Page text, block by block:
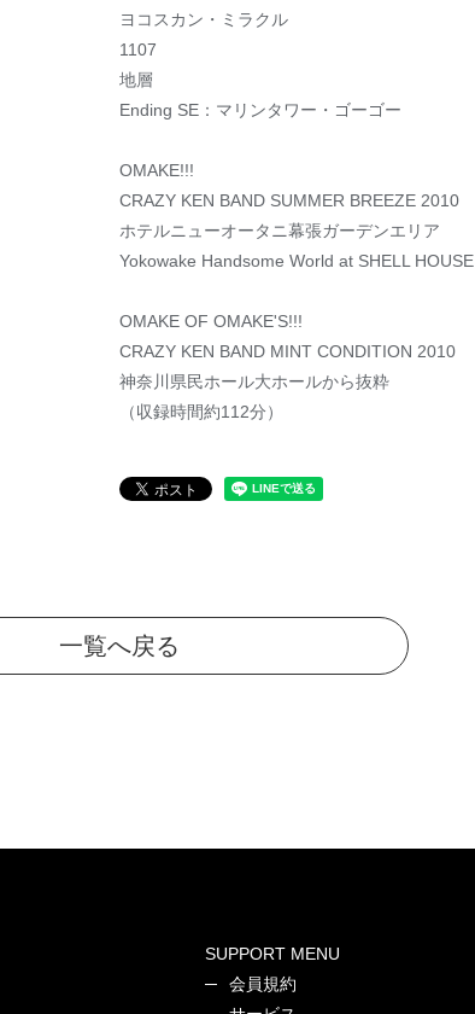
ヨコスカン・ミラクル
1107
地層
Ending SE：マリンタワー・ゴーゴー
OMAKE!!!
CRAZY KEN BAND SUMMER BREEZE 2010
ホテルニューオータニ幕張ガーデンエリア
Yokowake Handsome World at SHELL HOUSE
OMAKE OF OMAKE'S!!!
CRAZY KEN BAND MINT CONDITION 2010
神奈川県民ホール大ホールから抜粋
（収録時間約112分）
一覧へ戻る
SUPPORT MENU
会員規約